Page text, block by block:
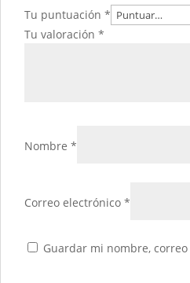
Tu puntuación *
Tu valoración *
Nombre *
Correo electrónico *
Guardar mi nombre,